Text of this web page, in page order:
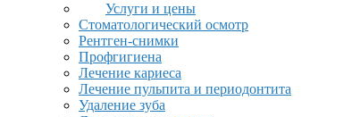
Услуги и цены
Стоматологический осмотр
Рентген-снимки
Профгигиена
Лечение кариеса
Лечение пульпита и периодонтита
Удаление зуба